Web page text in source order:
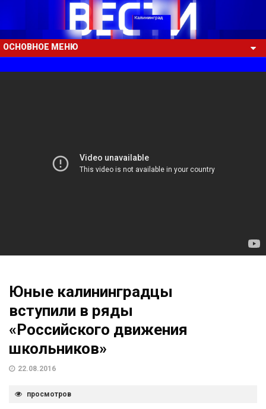
ОСНОВНОЕ МЕНЮ
Юные калининградцы
вступили в ряды
«Российского движения
школьников»
22.08.2016
просмотров